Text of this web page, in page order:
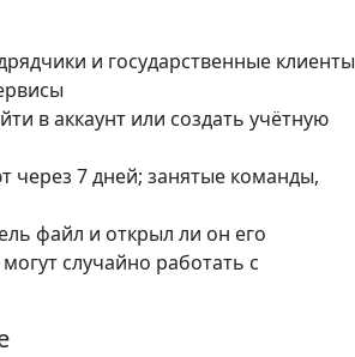
и государственные клиенты
в аккаунт или создать учётную
через 7 дней; занятые команды,
файл и открыл ли он его
случайно работать с